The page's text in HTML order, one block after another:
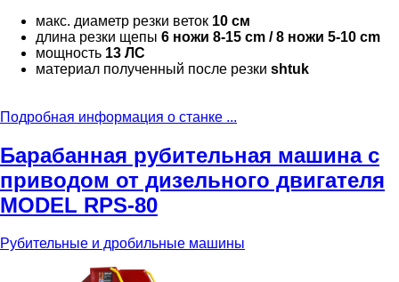
макс. диаметр резки веток 10 см
длина резки щепы 6 ножи 8-15 cm / 8 ножи 5-10 cm
мощность 13 ЛС
материал полученный после резки shtuk
Подробная информация о станке ...
Барабанная рубительная машина с
приводом от дизельного двигателя
MODEL RPS-80
Рубительные и дробильные машины